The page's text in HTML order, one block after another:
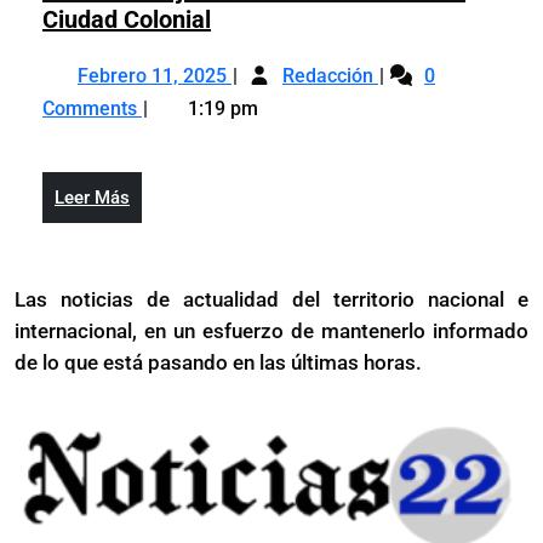
Ciudad Colonial
de
reconstrucción
Febrero 11, 2025 Febrero
2025
Redacción Inician
0
Comments
1:19 pm
Leer Más
Más
Las noticias de actualidad del territorio nacional e
internacional, en un esfuerzo de mantenerlo informado
de lo que está pasando en las últimas horas.